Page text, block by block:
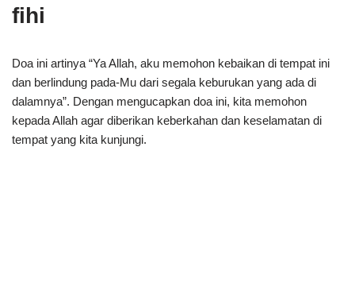
fihi
Doa ini artinya “Ya Allah, aku memohon kebaikan di tempat ini
dan berlindung pada-Mu dari segala keburukan yang ada di
dalamnya”. Dengan mengucapkan doa ini, kita memohon
kepada Allah agar diberikan keberkahan dan keselamatan di
tempat yang kita kunjungi.